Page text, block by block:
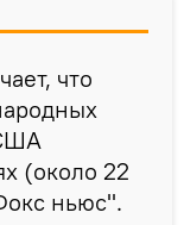
что
(около 22
ньюс".